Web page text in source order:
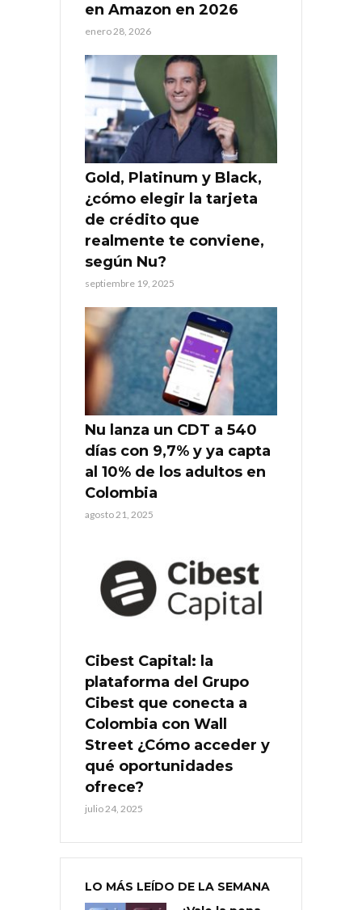
en Amazon en 2026
enero 28, 2026
Gold, Platinum y Black,
¿cómo elegir la tarjeta
de crédito que
realmente te conviene,
según Nu?
septiembre 19, 2025
Nu lanza un CDT a 540
días con 9,7% y ya capta
al 10% de los adultos en
Colombia
agosto 21, 2025
Cibest Capital: la
plataforma del Grupo
Cibest que conecta a
Colombia con Wall
Street ¿Cómo acceder y
qué oportunidades
ofrece?
julio 24, 2025
LO MÁS LEÍDO DE LA SEMANA